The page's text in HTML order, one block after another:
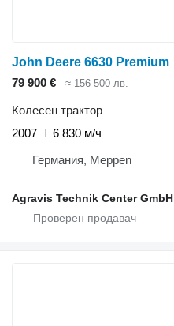
John Deere 6630 Premium
79 900 €
≈ 156 500 лв.
Колесен трактор
2007
6 830 м/ч
Германия, Meppen
Agravis Technik Center GmbH